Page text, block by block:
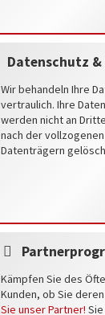
Datenschutz
Wir behandeln Ihre
vertraulich. Ihre
werden nicht an
nach der
Datenträgern
Kämpfen Sie des
Kunden, ob Sie
Sie unser Partner!